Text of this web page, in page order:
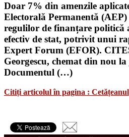
Doar 7% din amenzile
Electorală Permanentă
regulilor de finanțare politică
efectiv de stat, potrivit unui
Expert Forum (EFOR).
Georgescu, chemat din nou
Documentul (…)
Citiți articolul în pagina : Cetățeanul